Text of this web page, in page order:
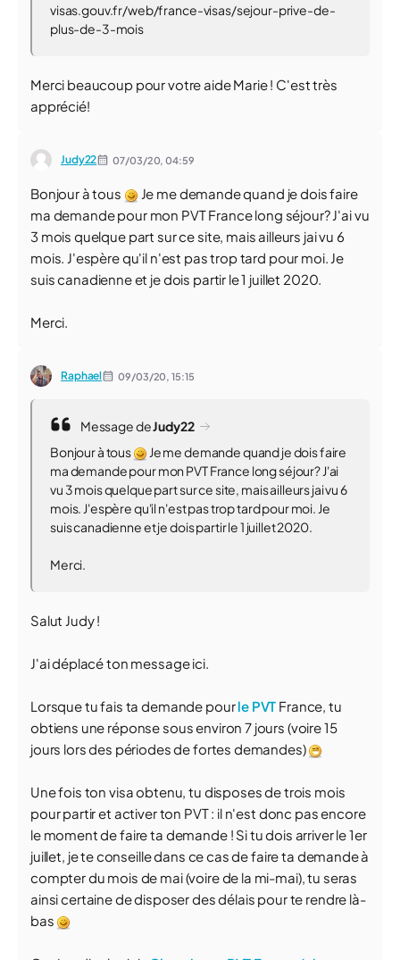
visas.gouv.fr/web/france-visas/sejour-prive-de-
plus-de-3-mois
Merci beaucoup pour votre aide Marie ! C'est très
apprécié!
Judy22 07/03/20,04:59
Bonjour à tous
Je me demande quand je dois faire
ma demande pour mon PVT France long séjour? J'ai vu
3 mois quelque part sur ce site, mais ailleurs jai vu 6
mois. J'espère qu'il n'est pas trop tard pour moi. Je
suis canadienne et je dois partir le 1 juillet 2020.
Merci.
Raphael 09/03/20,15:15
Message deJudy22
Bonjour à tous
Je me demande quand je dois faire
ma demande pour mon PVT France long séjour? J'ai
vu 3 mois quelque part sur ce site, mais ailleurs jai vu 6
mois. J'espère qu'il n'est pas trop tard pour moi. Je
suis canadienne et je dois partir le 1 juillet 2020.
Merci.
Salut Judy !
J'ai déplacé ton message ici.
Lorsque tu fais ta demande pourle PVT France, tu
obtiens une réponse sous environ 7 jours (voire 15
jours lors des périodes de fortes demandes)
Une fois ton visa obtenu, tu disposes de trois mois
pour partir et activer ton PVT : il n'est donc pas encore
le moment de faire ta demande ! Si tu dois arriver le 1er
juillet, je te conseille dans ce cas de faire ta demande à
compter du mois de mai (voire de la mi-mai), tu seras
ainsi certaine de disposer des délais pour te rendre là-
bas